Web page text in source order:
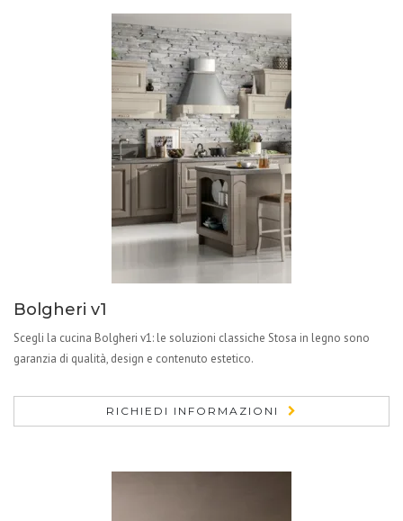
Bolgheri v1
Scegli la cucina Bolgheri v1: le soluzioni classiche Stosa in legno sono
garanzia di qualità, design e contenuto estetico.
RICHIEDI INFORMAZIONI